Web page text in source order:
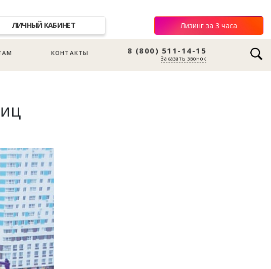
ЛИЧНЫЙ КАБИНЕТ Лизинг за 3 часа
КОНТАКТЫ 8 (800) 511-14-15
Заказать звонок